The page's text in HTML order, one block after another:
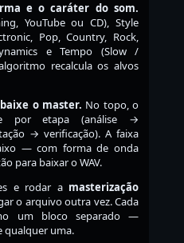
e o caráter do som.
YouTube ou CD), Style
Pop, Country, Rock,
e Tempo (Slow /
recalcula os alvos
o master. No topo, o
por etapa (análise →
→ verificação). A faixa
— com forma de onda
para baixar o WAV.
e rodar a masterização
o arquivo outra vez. Cada
um bloco separado —
qualquer uma.